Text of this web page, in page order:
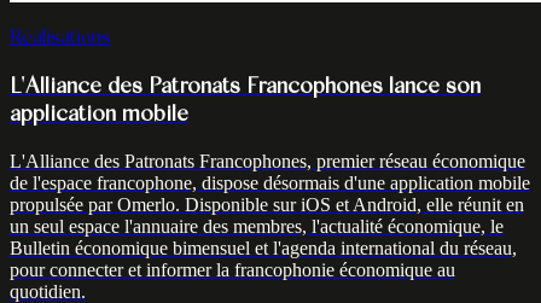
Réalisations
L'Alliance des Patronats Francophones lance son
application mobile
L'Alliance des Patronats Francophones, premier réseau économique
de l'espace francophone, dispose désormais d'une application mobile
propulsée par Omerlo. Disponible sur iOS et Android, elle réunit en
un seul espace l'annuaire des membres, l'actualité économique, le
Bulletin économique bimensuel et l'agenda international du réseau,
pour connecter et informer la francophonie économique au
quotidien.